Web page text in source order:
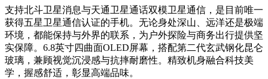
支持北斗卫星消息与天通卫星通话双模卫星通信，是目前唯一
获得五星卫星通信认证的手机。无论身处深山、远洋还是极端
环境，都能保持与外界的联系，为户外探险与商务出行提供坚
实保障。6.8英寸四曲面OLED屏幕，搭配第二代玄武钢化昆仑
玻璃，兼顾视觉沉浸感与抗摔耐磨性。精致机身融合科技美
学，握感舒适，彰显高端品味。